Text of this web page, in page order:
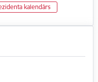
kalendārs